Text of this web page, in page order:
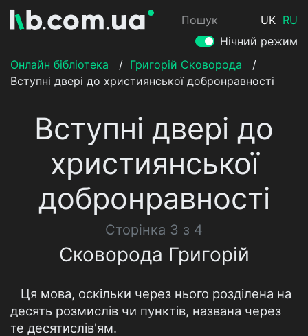
Пошук UK RU
Нічний режим
Онлайн бібліотека
/ Григорій Сковорода
/
Вступні двері до християнської добронравності
Вступні двері до
християнської
добронравності
Сторінка 3 з 4
Сковорода Григорій
Ця мова, оскільки через нього розділена на
десять розмислів чи пунктів, названа через
те десятислів'ям.